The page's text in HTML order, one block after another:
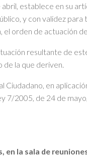
establece en su
y con validez para
orden de actuación
resultante de
la que deriven.
Ciudadano, en
7/2005, de 24 de
la sala de